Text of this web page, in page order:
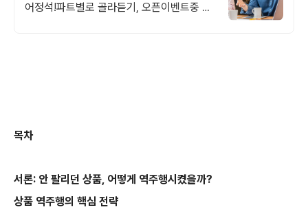
어정석!파트별로 골라듣기, 오픈이벤트중 스
목차
서론: 안 팔리던 상품, 어떻게 역주행시켰을까?
상품 역주행의 핵심 전략